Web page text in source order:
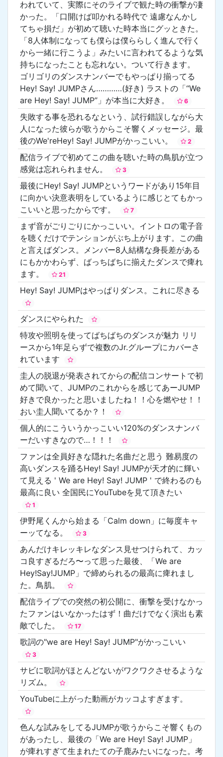
われていて、実際にそのライブで観た時の衝撃が凄
かった。「口開けば叩かれる時代で 遠慮なんかし
てちゃ損だ」が初めて聴いた時本当にグッときた。
「8人体制になっても僕らは僕ららしく進んで行く
から一緒に行こうよ」みたいに言われてるような気
持ちになったことも忘れない。ついて行きます。
ゴリゴリのダンスナンバーでもやっぱり揃ってる
Hey! Say! JUMPさん…………(好き) ラストの「“We
are Hey! Say! JUMP”」が本当に大好き。
6
失敗する事を恐れるなという、試行錯誤しながら大
人になった彼らが歌うからこそ響くメッセージ。最
後のWe'reHey! Say! JUMPがかっこいい。
2
配信ライブで初めてこの曲を聴いた時の鳥肌が立つ
感覚は忘れられません。
3
最後にHey! Say! JUMPというワードがあり15年目
に向かい決意表明をしているように感じとてもかっ
こいいと思ったからです。
7
まず音がごりごりにかっこいい。イントロの電子音
を聴くだけでテンションがぶち上がります。この曲
と言えばダンス。メンバー8人結構な身長差がある
にもかかわらず、ばっちばちに揃えたダンスで痺れ
ます。
21
Hey! Say! JUMPはやっぱりダンス。これに尽きる
ダンスにやられた
特攻や照明を使ってばちばちのダンスが魅力 リリ
ースから1年足らずで複数のJr.グループにカバーさ
れています
圭人の脱退が発表されてからの配信コンサートで初
めて聞いて、JUMPのこれからを感じてあーJUMP
好きで良かったと思いましたね！！心を燃やせ！！
おい圭人聞いてるか？！
個人的にこういうかっこいい120%のダンスナンバ
ーだいすきなので…！！！
ファンは全員好きな隠れた名曲だと思う 難易度の
高いダンスを踊るHey! Say! JUMPが天才的に輝い
て見える ' We are Hey! Say! JUMP ' で終わるのも
最高に良い 全国民にYouTubeを見て頂きたい
1
伊野尾くんから始まる「Calm down」に毎度キャ
ーッてなる。
3
あんだけキレッキレなダンス見せつけられて、カッ
コ良すぎるだろ〜って思った最後、「We are
Hey!Say!JUMP」で締められるの最高に痺れまし
た。鳥肌。
配信ライブでの突然の初公開に、衝撃を受けなかっ
たファンはいなかったはず！曲だけでなく演出も素
敵でした。
17
歌詞の"we are Hey! Say! JUMP"がかっこいい
3
サビに歌詞がほとんどないがワクワクさせるような
リズム。
YouTubeに上がった動画がカッコよすぎます。
色んな試みをしてるJUMPが歌うからこそ響くもの
があったし、最後の「We are Hey! Say! JUMP」
が痺れすぎて生まれたての子鹿みたいになった。考